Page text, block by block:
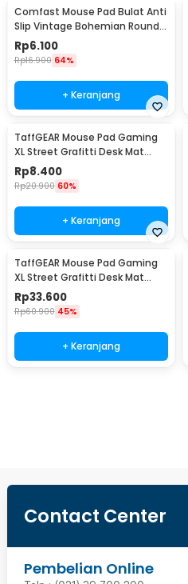
Comfast Mouse Pad Bulat Anti
Slip Vintage Bohemian Round
200x200x3mm Gray Moroccan
Floral
Rp6.100
Rp16.900 64%
+ Keranjang
TaffGEAR Mouse Pad Gaming
XL Street Grafitti Desk Mat
300x250x3mm - EI25
Rp8.400
Rp20.900 60%
+ Keranjang
TaffGEAR Mouse Pad Gaming
XL Street Grafitti Desk Mat
900x400x3mm - EI25
Rp33.600
Rp60.900 45%
+ Keranjang
Contact Center
Pembelian Online